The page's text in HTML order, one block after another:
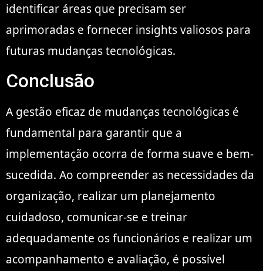
identificar áreas que precisam ser
aprimoradas e fornecer insights valiosos para
futuras mudanças tecnológicas.
Conclusão
A gestão eficaz de mudanças tecnológicas é
fundamental para garantir que a
implementação ocorra de forma suave e bem-
sucedida. Ao compreender as necessidades da
organização, realizar um planejamento
cuidadoso, comunicar-se e treinar
adequadamente os funcionários e realizar um
acompanhamento e avaliação, é possível